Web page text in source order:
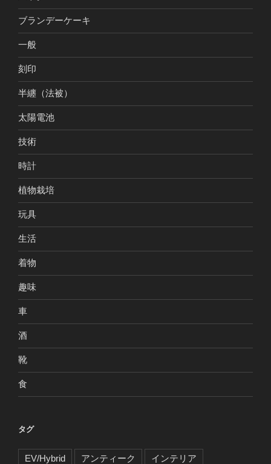
ブランデーケーキ
一般
刻印
半纏（法被）
太陽電池
技術
時計
植物栽培
玩具
生活
着物
趣味
車
酒
靴
食
タグ
EV/Hybrid アンティーク インテリア